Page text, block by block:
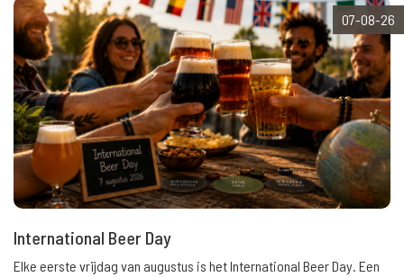
07-08-26
International Beer Day
Elke eerste vrijdag van augustus is het International Beer Day. Een